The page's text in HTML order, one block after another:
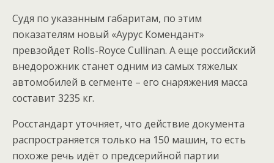
Судя по указанным габаритам, по этим
показателям новый «Аурус Комендант»
превзойдет Rolls-Royce Cullinan. А еще российский
внедорожник станет одним из самых тяжелых
автомобилей в сегменте – его снаряжения масса
составит 3235 кг.
Росстандарт уточняет, что действие документа
распространяется только на 150 машин, то есть
похоже речь идёт о предсерийной партии